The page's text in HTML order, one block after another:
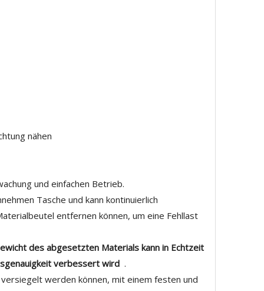
nähen
und einfachen Betrieb.
Tasche und kann kontinuierlich
entfernen können, um eine Fehllast
des abgesetzten Materials kann in Echtzeit
verbessert wird .
werden können, mit einem festen und